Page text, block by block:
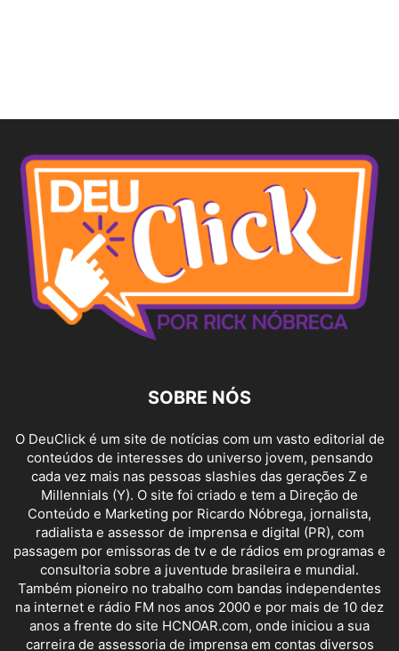
SOBRE NÓS
O DeuClick é um site de notícias com um vasto editorial de
conteúdos de interesses do universo jovem, pensando
cada vez mais nas pessoas slashies das gerações Z e
Millennials (Y). O site foi criado e tem a Direção de
Conteúdo e Marketing por Ricardo Nóbrega, jornalista,
radialista e assessor de imprensa e digital (PR), com
passagem por emissoras de tv e de rádios em programas e
consultoria sobre a juventude brasileira e mundial.
Também pioneiro no trabalho com bandas independentes
na internet e rádio FM nos anos 2000 e por mais de 10 dez
anos a frente do site HCNOAR.com, onde iniciou a sua
carreira de assessoria de imprensa em contas diversos